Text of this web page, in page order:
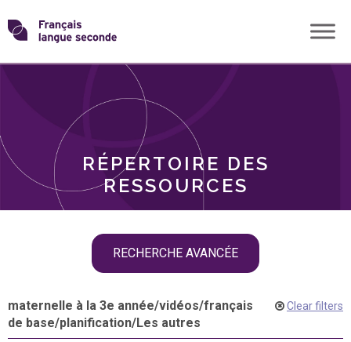
Skip
toTransformons
langue
RÉPERTOIRE DES
RESSOURCES
RECHERCHE AVANCÉE
THÈMES
maternelle à la 3e année/vidéos/français
de base/planification/Les autres
Clear filters